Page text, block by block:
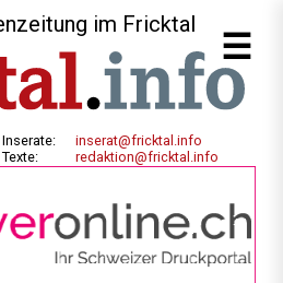
im Fricktal
Inserate:
Texte:
inserat@fricktal.info
redaktion@fricktal.info